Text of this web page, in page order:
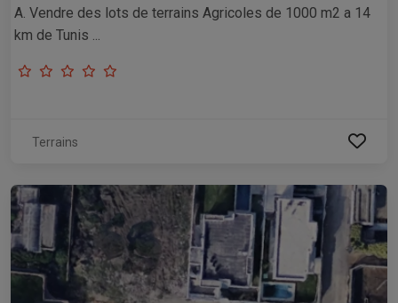
A. Vendre des lots de terrains Agricoles de 1000 m2 a 14
km de Tunis ...
Terrains